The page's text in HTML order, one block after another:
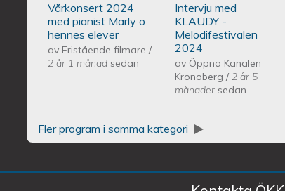
Vårkonsert 2024
med pianist Marly o
hennes elever
av Fristående filmare/
2 år 1 månad sedan
Intervju med
KLAUDY -
Melodifestivalen
2024
av Öppna Kanalen
Kronoberg / 2 år 5
månadersedan
Fler program i samma kategori